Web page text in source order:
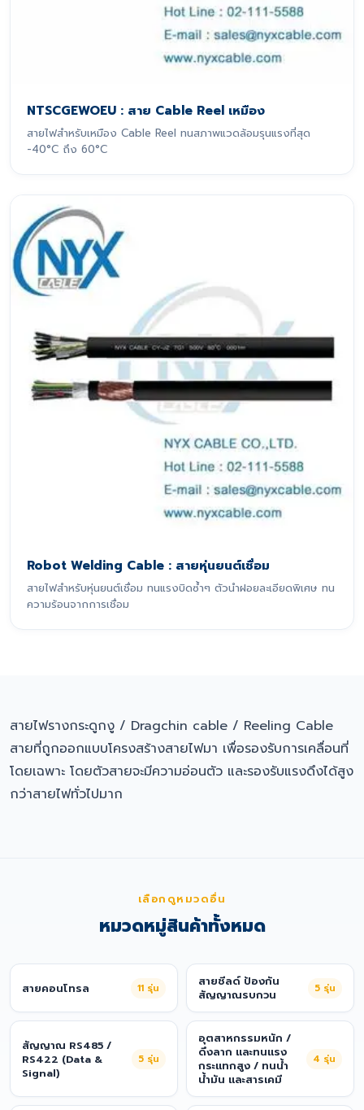
NTSCGEWOEU : สาย Cable Reel เหมือง
สายไฟสำหรับเหมือง Cable Reel ทนสภาพแวดล้อมรุนแรงที่สุด
-40°C ถึง 60°C
Robot Welding Cable : สายหุ่นยนต์เชื่อม
สายไฟสำหรับหุ่นยนต์เชื่อม ทนแรงบิดซ้ำๆ ตัวนำฝอยละเอียดพิเศษ ทน
ความร้อนจากการเชื่อม
สายไฟรางกระดูกงู / Dragchin cable / Reeling Cable
สายที่ถูกออกแบบโครงสร้างสายไฟมา เพื่อรองรับการเคลื่อนที่
โดยเฉพาะ โดยตัวสายจะมีความอ่อนตัว และรองรับแรงดึงได้สูง
กว่าสายไฟทั่วไปมาก
เลือกดูหมวดอื่น
หมวดหมู่สินค้าทั้งหมด
สายคอนโทรล 11 รุ่น
สายชีลด์ ป้องกัน
สัญญาณรบกวน
5 รุ่น
สัญญาณ RS485 /
RS422 (Data &
Signal)
5 รุ่น
อุตสาหกรรมหนัก /
ดึงลาก และทนแรง
กระแทกสูง / ทนน้ำ
น้ำมัน และสารเคมี
4 รุ่น